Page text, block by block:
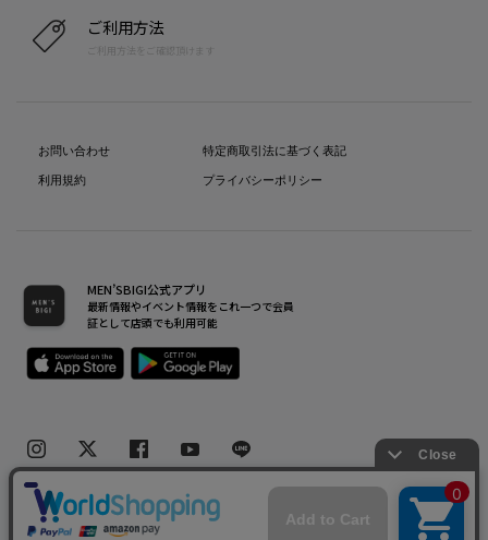
ご利用方法
ご利用方法をご確認頂けます
お問い合わせ
利用規約
特定商取引法に基づく表記
プライバシーポリシー
MEN’SBIGI公式アプリ
最新情報やイベント情報をこれ一つで会員
証として店頭でも利用可能
Copyright(C) Bigi Co.,Ltd.All Rights Reserved.